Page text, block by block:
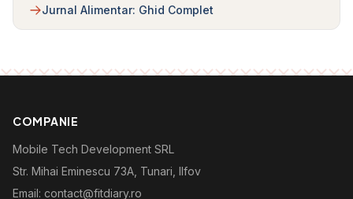
Jurnal Alimentar: Ghid Complet
COMPANIE
Mobile Tech Development SRL
Str. Mihai Eminescu 73A, Tunari, Ilfov
Email: contact@fitdiary.ro